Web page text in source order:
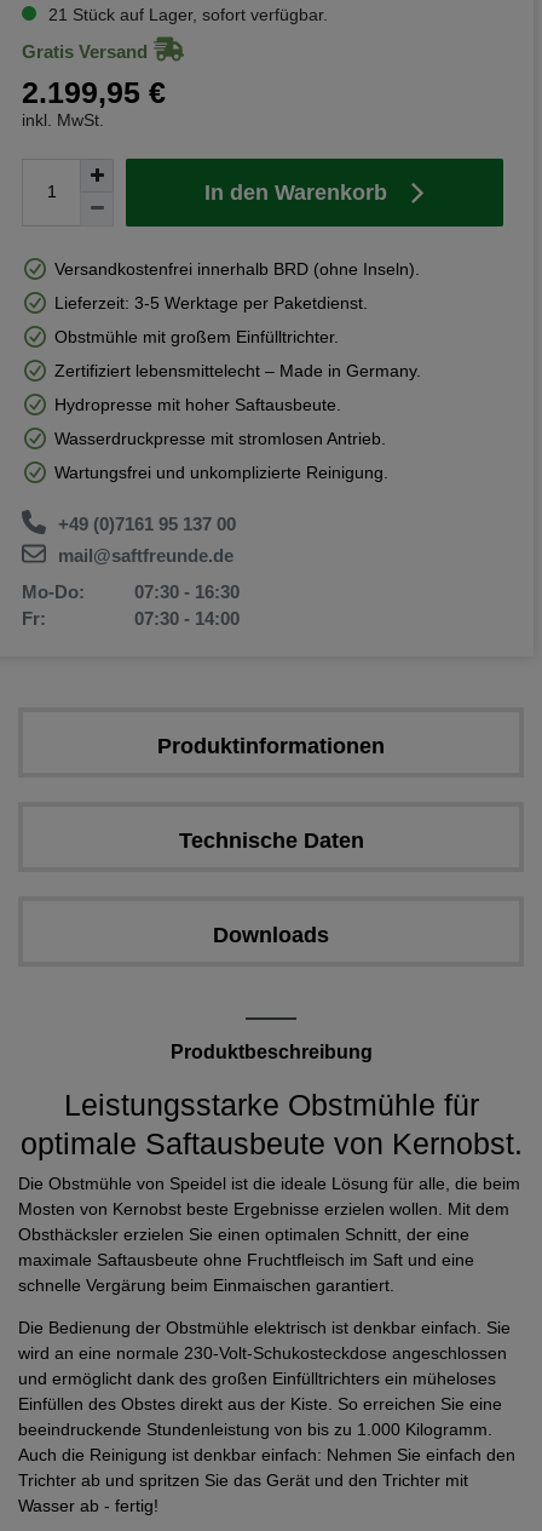
21 Stück auf Lager, sofort verfügbar.
Gratis Versand
2.199,95 €
inkl. MwSt.
In den Warenkorb
Versandkostenfrei innerhalb BRD (ohne Inseln).
Lieferzeit: 3-5 Werktage per Paketdienst.
Obstmühle mit großem Einfülltrichter.
Zertifiziert lebensmittelecht – Made in Germany.
Hydropresse mit hoher Saftausbeute.
Wasserdruckpresse mit stromlosen Antrieb.
Wartungsfrei und unkomplizierte Reinigung.
+49 (0)7161 95 137 00
mail@saftfreunde.de
Mo-Do:
07:30 - 16:30
Fr:
07:30 - 14:00
Produktinformationen
Technische Daten
Downloads
Produktbeschreibung
Leistungsstarke Obstmühle für
optimale Saftausbeute von Kernobst.
Die Obstmühle von Speidel ist die ideale Lösung für alle, die beim
Mosten von Kernobst beste Ergebnisse erzielen wollen. Mit dem
Obsthäcksler erzielen Sie einen optimalen Schnitt, der eine
maximale Saftausbeute ohne Fruchtfleisch im Saft und eine
schnelle Vergärung beim Einmaischen garantiert.
Die Bedienung der Obstmühle elektrisch ist denkbar einfach. Sie
wird an eine normale 230-Volt-Schukosteckdose angeschlossen
und ermöglicht dank des großen Einfülltrichters ein müheloses
Einfüllen des Obstes direkt aus der Kiste. So erreichen Sie eine
beeindruckende Stundenleistung von bis zu 1.000 Kilogramm.
Auch die Reinigung ist denkbar einfach: Nehmen Sie einfach den
Trichter ab und spritzen Sie das Gerät und den Trichter mit
Wasser ab - fertig!